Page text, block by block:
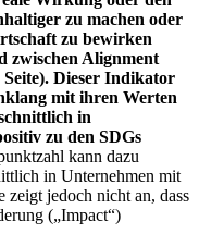
zu machen oder
zu bewirken
zwischen Alignment
Dieser Indikator
mit ihren Werten
in
zu den SDGs
kann dazu
in Unternehmen mit
jedoch nicht an, dass
(„Impact“)